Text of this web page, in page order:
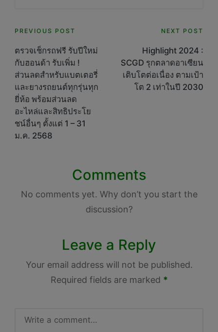
Post
navigation
PREVIOUS POST
ตรวจเช็กรถฟรี รับปีใหม่
กับฮอนด้า รับเพิ่ม !
ส่วนลดสำหรับแบตเตอรี่
และยางรถยนต์ทุกรุ่นทุก
ยี่ห้อ พร้อมส่วนลด
อะไหล่และสิทธิประโย
ชน์อื่นๆ ตั้งแต่ 1 – 31
ม.ค. 2568
NEXT POST
Highlight 2024 :
SCGD รุกตลาดอาเซียน
เติบโตต่อเนื่อง ตามเป้า
โต 2 เท่าในปี 2030
Comments
No comments yet. Why don’t you start the
discussion?
Leave a Reply
Your email address will not be published.
Required fields are marked *